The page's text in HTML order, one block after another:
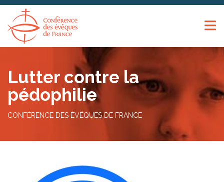
Lutter contre la
pédophilie
CONFÉRENCE DES ÉVÊQUES DE FRANCE
Panneau de gestion des cookies